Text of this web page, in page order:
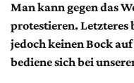
Man kann gegen das
protestieren. Letzteres
jedoch keinen Bock
bediene sich bei